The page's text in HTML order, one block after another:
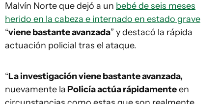
Malvín Norte que dejó a un bebé de seis meses
herido en la cabeza e internado en estado grave
“viene bastante avanzada” y destacó la rápida
actuación policial tras el ataque.
“La investigación viene bastante avanzada,
nuevamente la Policía actúa rápidamenteen